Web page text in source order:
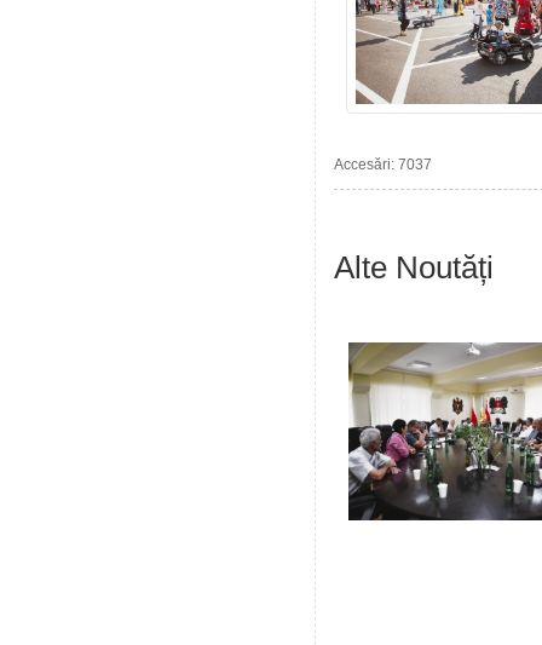
Accesări: 7037
Alte Noutăți